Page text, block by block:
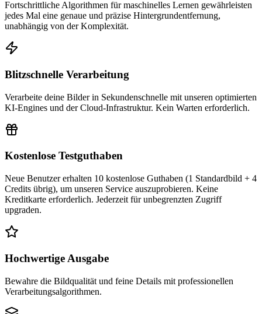
Fortschrittliche Algorithmen für maschinelles Lernen gewährleisten
jedes Mal eine genaue und präzise Hintergrundentfernung,
unabhängig von der Komplexität.
Blitzschnelle Verarbeitung
Verarbeite deine Bilder in Sekundenschnelle mit unseren optimierten
KI-Engines und der Cloud-Infrastruktur. Kein Warten erforderlich.
Kostenlose Testguthaben
Neue Benutzer erhalten 10 kostenlose Guthaben (1 Standardbild + 4
Credits übrig), um unseren Service auszuprobieren. Keine
Kreditkarte erforderlich. Jederzeit für unbegrenzten Zugriff
upgraden.
Hochwertige Ausgabe
Bewahre die Bildqualität und feine Details mit professionellen
Verarbeitungsalgorithmen.